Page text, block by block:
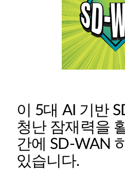
이 5대 AI 기반
청난 잠재력을
간에 SD-WAN
있습니다.